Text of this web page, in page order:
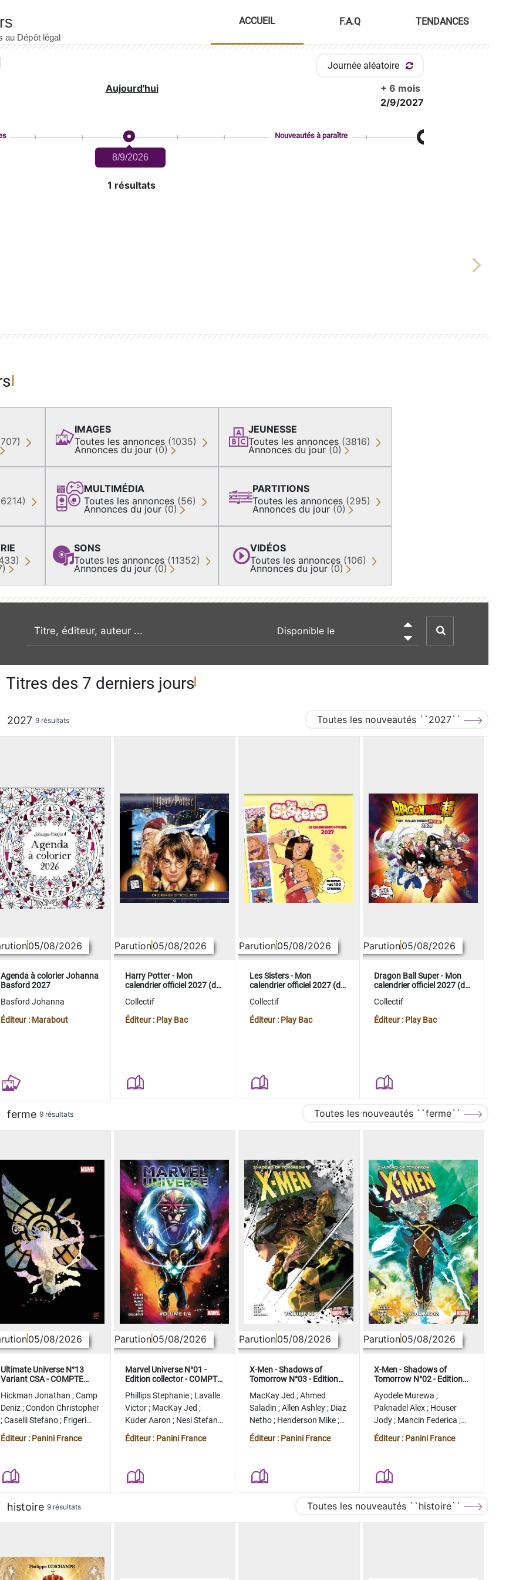
ACCUEIL F.A.Q TENDANCES
Journée aléatoire
Aujourd'hui
+ 6 mois
2/9/2027
8/9/2026
Nouveautés à paraître
1 résultats
Next
IMAGES
Toutes les annonces (1035)
Annonces du jour (0)
MULTIMÉDIA
Toutes les annonces (56)
Annonces du jour (0)
SONS
Toutes les annonces (11352)
Annonces du jour (0)
JEUNESSE
Toutes les annonces (3816)
Annonces du jour (0)
PARTITIONS
Toutes les annonces (295)
Annonces du jour (0)
VIDÉOS
Toutes les annonces (106)
Annonces du jour (0)
recherche par mot clé

Titres des 7 derniers jours
2027 9 résultats Toutes les nouveautés ``2027``
05/08/2026
Agenda à colorier Johanna
Basford 2027
Basford Johanna
Éditeur : Marabout
Parution05/08/2026
Harry Potter - Mon
calendrier officiel 2027 (de
Collectif
Éditeur : Play Bac
Parution05/08/2026
Les Sisters - Mon
calendrier officiel 2027 (de
Collectif
Éditeur : Play Bac
Parution05/08/2026
Dragon Ball Super - Mon
calendrier officiel 2027 (de
Collectif
Éditeur : Play Bac
ferme 9 résultats Toutes les nouveautés ``ferme``
05/08/2026
Ultimate Universe N°13
Variant CSA - COMPTE
Hickman Jonathan ;Camp
Deniz;Condon Christopher
;Caselli Stefano; Frigeri
Juan
Éditeur : Panini France
Parution05/08/2026
Marvel Universe N°01 -
Edition collector - COMPTE
Phillips Stephanie; Lavalle
Victor; MacKay Jed ;
Kuder Aaron ; Nesi Stefano
;Lopez Alvaro
Éditeur : Panini France
Parution05/08/2026
X-Men - Shadows of
Tomorrow N°03 - Edition
MacKay Jed ;Ahmed
Saladin ;Allen Ashley; Diaz
Netho; Henderson Mike;
Stegman Ryan
Éditeur : Panini France
Parution05/08/2026
X-Men - Shadows of
Tomorrow N°02 - Edition
Ayodele Murewa ;
Paknadel Alex; Houser
Jody; Mancin Federica ;
Antonio Roge
Éditeur : Panini France
histoire 9 résultats Toutes les nouveautés ``histoire``